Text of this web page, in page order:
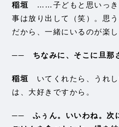
稲垣 ……子どもと思いっき
事は放り出して（笑）。思
だから、一緒にいるのが楽し
── ちなみに、そこに旦那
稲垣 いてくれたら、うれ
は、大好きですから。
── ふぅん。いいわね。次